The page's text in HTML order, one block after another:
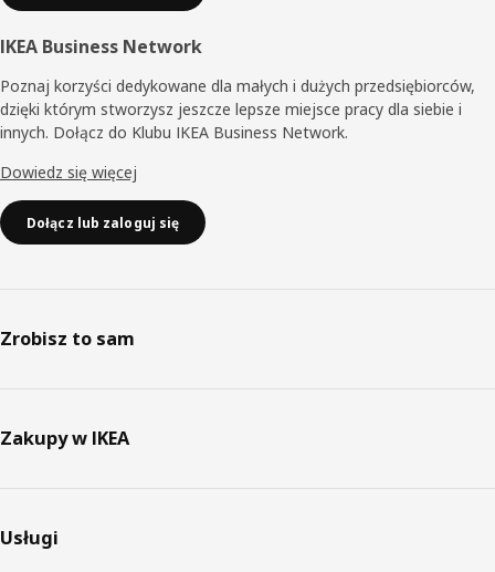
IKEA Business Network
Poznaj korzyści dedykowane dla małych i dużych przedsiębiorców,
dzięki którym stworzysz jeszcze lepsze miejsce pracy dla siebie i
innych. Dołącz do Klubu IKEA Business Network.
Dowiedz się więcej
Dołącz lub zaloguj się
Zrobisz to sam
Zakupy w IKEA
Usługi